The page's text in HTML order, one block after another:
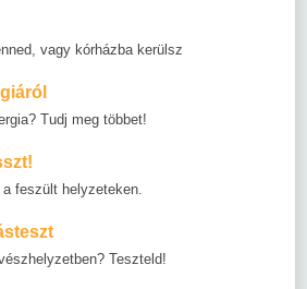
vagy kórházba kerülsz
Tudj meg többet!
feszült helyzeteken.
Teszteld!